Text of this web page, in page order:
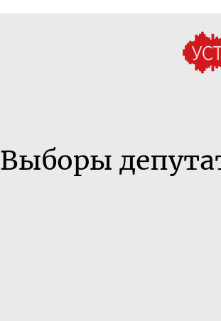
Выборы